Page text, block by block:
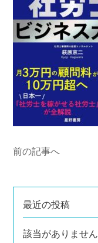
前の記事へ
最近の投稿
該当がありません